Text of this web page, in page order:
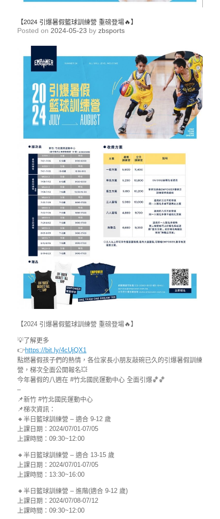
【2024 引爆暑假籃球訓練營 重磅登場🔥】
Posted on 2024-05-23 by zbsports
【2024 引爆暑假籃球訓練營 重磅登場🔥】
💡了解更多
👉https://bit.ly/4cUjQX1
點燃暑假孩子們的熱情，各位家長小朋友敲碗已久的引爆暑假訓練
營，梯次全面公開報名💥
今年暑假的八週在 #竹北國民運動中心 全面引爆🏀🏀
–
📌新竹 #竹北國民運動中心
📌梯次資訊：
🔸半日籃球訓練營 – 適合 9-12 歲
上課日期：2024/07/01-07/05
上課時間：09:30~12:00
🔸半日籃球訓練營 – 適合 13-15 歲
上課日期：2024/07/01-07/05
上課時間：13:30~16:00
🔸半日籃球訓練營 – 進階(適合 9-12 歲)
上課日期：2024/07/08-07/12
上課時間：09:30~12:00